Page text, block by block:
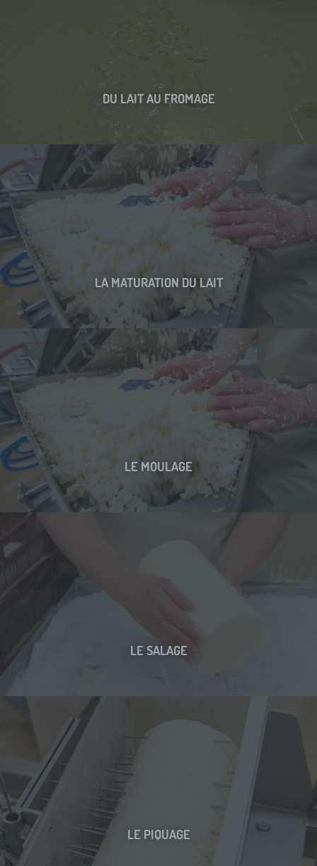
DU LAIT AU FROMAGE
LA MATURATION DU LAIT
LE MOULAGE
LE SALAGE
LE PIQUAGE